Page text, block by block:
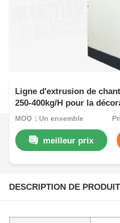
Ligne d'extrusion de
250-400kg/H pour la
MOQ：Un ensemble
meilleur prix
DESCRIPTION DE PRODUIT